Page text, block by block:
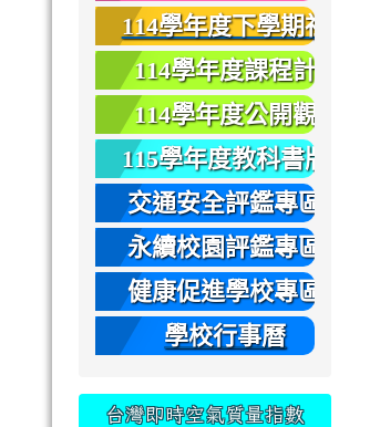
114學年度下學期社
團報名
114學年度課程計
畫
114學年度公開觀
課
115學年度教科書版
本
交通安全評鑑專區
永續校園評鑑專區
健康促進學校專區
學校行事曆
台灣即時空氣質量指數